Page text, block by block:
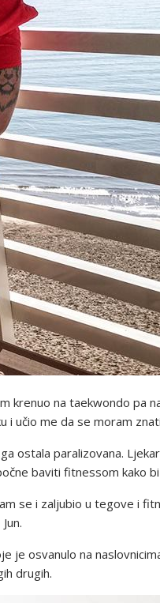
krenuo na taekwondo pa
učio me da se moram
ostala paralizovana.
baviti fitnessom kako
se i zaljubio u tegove i
je osvanulo na
drugih.